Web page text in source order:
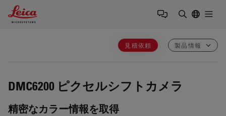
Leica Microsystems Logo
見積依頼 製品情報
DMC6200 ピクセルシフトカメラ
精密なカラー情報を取得